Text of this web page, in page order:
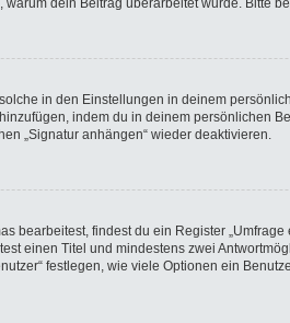
dein Beitrag überarbeitet wurde.
in den Einstellungen in deinem
indem du in deinem
„Signatur anhängen“ wieder deaktivieren.
bearbeitest, findest du ein Register
einen Titel und mindestens zwei
festlegen, wie viele Optionen ein